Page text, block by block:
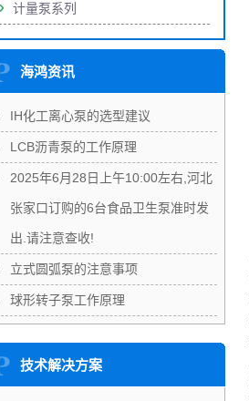
计量泵系列
海鸿资讯
IH化工离心泵的选型建议
LCB沥青泵的工作原理
2025年6月28日上午10:00左右,河北
张家口订购的6台食品卫生泵准时发
出.请注意查收!
立式圆弧泵的注意事项
球形转子泵工作原理
技术解决方案